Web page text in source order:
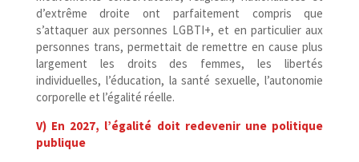
d’extrême droite ont parfaitement compris que
s’attaquer aux personnes LGBTI+, et en particulier aux
personnes trans, permettait de remettre en cause plus
largement les droits des femmes, les libertés
individuelles, l’éducation, la santé sexuelle, l’autonomie
corporelle et l’égalité réelle.
V) En 2027, l’égalité doit redevenir une politique
publique